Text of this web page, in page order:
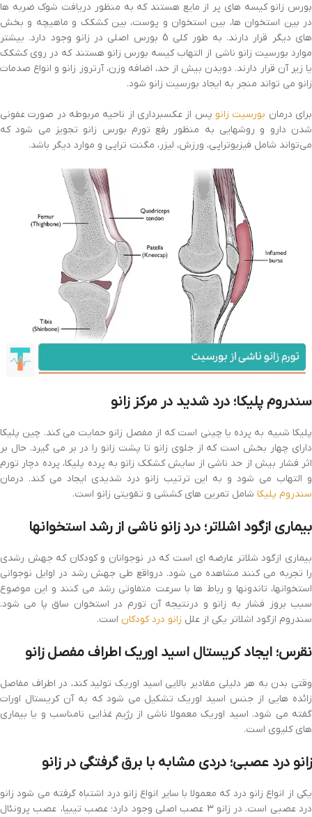
بورس زانو کیسه های پر از مایع هستند که به منظور دریافت شوک ضربه ها
در بین استخوان ها، بین استخوان و پوست، بین کشکک و ماهیچه و بخش
های دیگر قرار دارند. به طور کلی 5 بورس اصلی در زانو وجود دارد. بیشتر
موارد بورسیت زانو ناشی از التهاب کیسه بورس زانو هستند که در روی کشکک
یا زیر آن قرار دارند. دویدن بیش از حد، اضافه وزن، آرتروز زانو و انواع صدمات
زانو می تواند منجر به ایجاد بورسیت زانو شود.
برای درمان بورسیت زانو پس از عکسبرداری از ناحیه مربوطه در صورت عفونی
شدن دارو و روشهایی به منظور رفع تورم بورس زانو تجویز می شود که
می‌تواند شامل فیزیوتراپی، ورزش، لیزر، مگنت تراپی و موارد دیگر باشد.
سندروم پلیکا؛ درد شدید در مرکز زانو
پلیکا شبیه به پرده یا چینی است که از مفصل زانو حمایت می کند. چین پلیکا
دارای چهار بخش است که از جلوی زانو تا پشت زانو را در بر می گیرد. حال بر
اثر فشار بیش از حد ناشی از سایش کشکک زانو به پرده پلیکا، پرده دچار تورم
و التهاب می شود و به این ترتیب زانو درد شدیدی ایجاد می کند. درمان
سندروم پلیکا شامل تمرین های کششی و تقویتی زانو است.
بیماری ازگود اشلاتر؛ درد زانو ناشی از رشد استخوانها
بیماری ازگود شلاتر عارضه ای است که در نوجوانان و کودکان که جهش رشدی
را تجربه می کنند مشاهده می شود. درواقع طی جهش رشد در اوایل نوجوانی
استخوانها، تاندونها و رباط ها با سرعت متفاوتی رشد می کنند و این موضوع
سبب بروز فشار به زانو و درنتیجه آن تورم در استخوان ساق پا می شود.
سندروم ازگود اشلاتر یکی از علل زانو درد کودکان است.
نقرس؛ ایجاد کریستال اسید اوریک اطراف مفصل زانو
وقتی بدن به هر دلیلی مقادیر بالایی اسید اوریک تولید کند، در اطراف مفاصل
زائده هایی از جنس اسید اوریک تشکیل می شود که به آن کریستال اورات
گفته می شود. اسید اوریک معمولا ناشی از رژیم غذایی نامناسب و یا بیماری
های کلیوی است.
زانو درد عصبی؛ دردی مشابه با برق گرفتگی در زانو
یکی از انواع زانو درد که معمولا با سایر انواع زانو درد اشتباه گرفته می شود زانو
درد عصبی است. در زانو 3 عصب اصلی وجود دارد؛ عصب تیبیا، عصب پرونئال